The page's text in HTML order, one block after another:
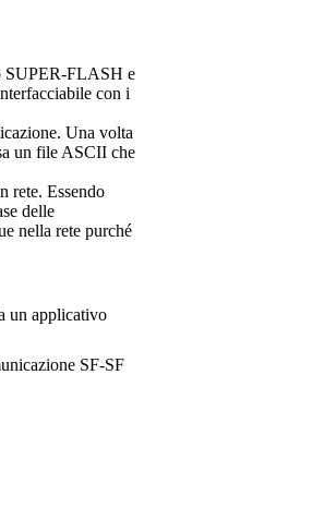
SUPER-FLASH e
con i
Una volta
un file ASCII che
rete. Essendo
delle
nella rete purché
un applicativo
SF-SF